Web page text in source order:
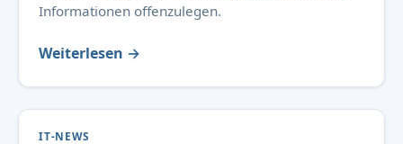
Informationen offenzulegen.
Weiterlesen →
IT-NEWS